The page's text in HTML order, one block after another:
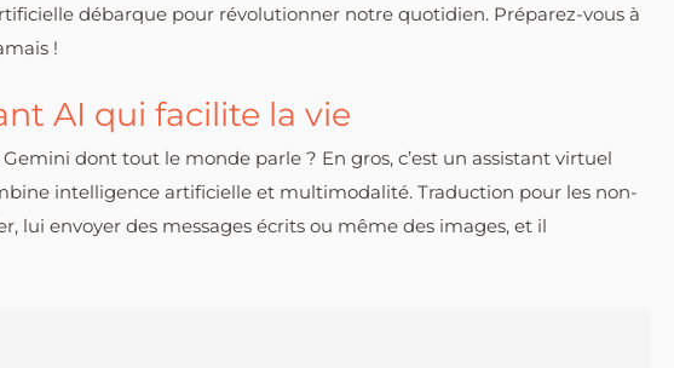
débarque pour révolutionner notre quotidien. Préparez-vous à
!
AI qui facilite la vie
Gemini dont tout le monde parle ? En gros, c’est un assistant virtuel
intelligence artificielle et multimodalité. Traduction pour les non-
lui envoyer des messages écrits ou même des images, et il